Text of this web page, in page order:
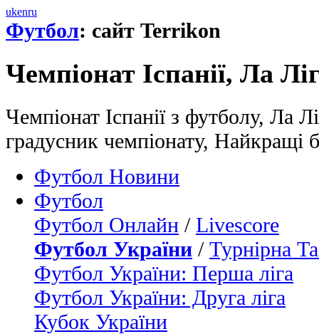
ukenru
Футбол: сайт Terrikon
Чемпiонат Іспанії, Ла
Чемпiонат Іспанії з футболу, Ла
градусник чемпіонату, Найкращі
Футбол Новини
Футбол
Футбол Онлайн / Livescore
Футбол України / Турнірна
Футбол України: Перша ліга
Футбол України: Друга ліга
Кубок України